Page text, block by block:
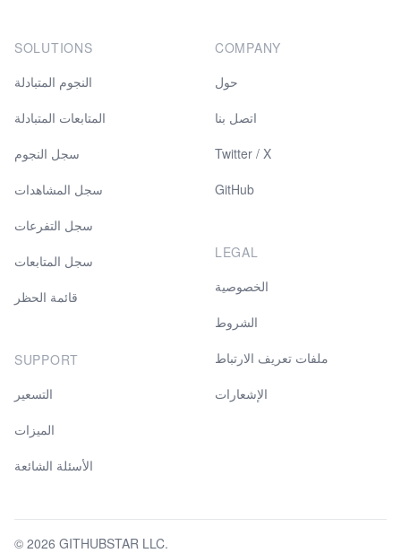
SOLUTIONS
النجوم المتبادلة
المتابعات المتبادلة
سجل النجوم
سجل المشاهدات
سجل التفرعات
سجل المتابعات
قائمة الحظر
SUPPORT
التسعير
الميزات
الأسئلة الشائعة
COMPANY
حول
اتصل بنا
Twitter / X
GitHub
LEGAL
الخصوصية
الشروط
ملفات تعريف الارتباط
الإشعارات
© 2026 GITHUBSTAR LLC.